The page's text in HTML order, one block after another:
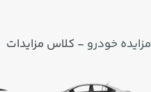
مزایده خودرو - کلاس مزایدات